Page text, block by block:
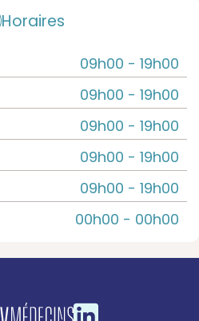
Horaires
09h00 - 19h00
09h00 - 19h00
09h00 - 19h00
09h00 - 19h00
09h00 - 19h00
00h00 - 00h00